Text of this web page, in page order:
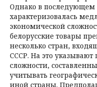
Однако в последующем
характеризовалась
экономической
белорусские товары
несколько стран,
СССР. На это указывают
сложности,
учитывать
иной страны.